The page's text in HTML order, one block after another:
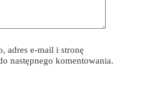
adres e-mail i stronę
następnego komentowania.